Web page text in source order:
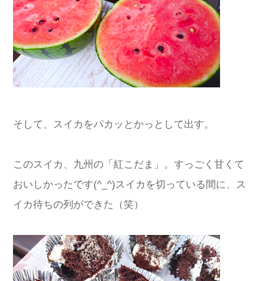
そして、スイカをパカッとかっとして出す。
このスイカ、九州の「紅こだま」。すっごく甘くて
おいしかったです(^_^)スイカを切っている間に、ス
イカ待ちの列ができた（笑）